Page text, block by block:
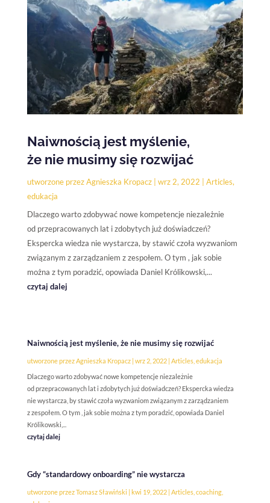
Naiwnością jest myślenie,
że nie musimy się rozwijać
utworzone przezAgnieszka Kropacz| wrz 2, 2022 Articles,
edukacja
Dlaczego warto zdobywać nowe kompetencje niezależnie
od przepracowanych lat i zdobytych już doświadczeń?
Ekspercka wiedza nie wystarcza, by stawić czoła wyzwaniom
związanym z zarządzaniem z zespołem. O tym , jak sobie
można z tym poradzić, opowiada Daniel Królikowski,...
czytaj dalej
Naiwnością jest myślenie, że nie musimy się rozwijać
utworzone przezAgnieszka Kropacz| wrz 2, 2022| Articles, edukacja
Dlaczego warto zdobywać nowe kompetencje niezależnie
od przepracowanych lat i zdobytych już doświadczeń? Ekspercka wiedza
nie wystarcza, by stawić czoła wyzwaniom związanym z zarządzaniem
z zespołem. O tym , jak sobie można z tym poradzić, opowiada Daniel
Królikowski,...
czytaj dalej
Gdy “standardowy onboarding” nie wystarcza
utworzone przezTomasz Sławiński kwi 19, 2022| Articles, coaching,